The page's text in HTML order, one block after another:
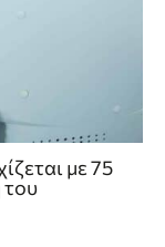
με 75
του